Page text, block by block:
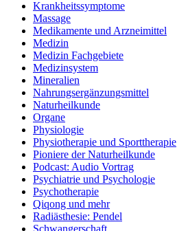
Krankheitssymptome
Massage
Medikamente und Arzneimittel
Medizin
Medizin Fachgebiete
Medizinsystem
Mineralien
Nahrungsergänzungsmittel
Naturheilkunde
Organe
Physiologie
Physiotherapie und Sporttherapie
Pioniere der Naturheilkunde
Podcast: Audio Vortrag
Psychiatrie und Psychologie
Psychotherapie
Qiqong und mehr
Radiästhesie: Pendel
Schwangerschaft